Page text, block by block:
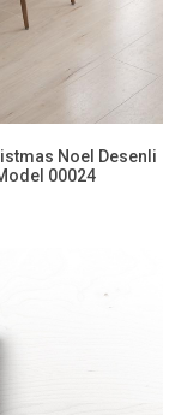
Noel Desenli
00024